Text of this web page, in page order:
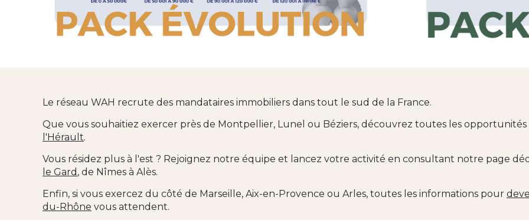
Le réseau WAH recrute des mandataires immobiliers dans tout le sud de la France.
Que vous souhaitiez exercer près de Montpellier, Lunel ou Béziers, découvrez toutes les
l'Hérault.
Vous résidez plus à l'est ? Rejoignez notre équipe et lancez votre activité en consultant notre page
le Gard , de Nîmes à Alès.
Enfin, si vous exercez du côté de Marseille, Aix-en-Provence ou Arles, toutes les informations pour
du-Rhône vous attendent.